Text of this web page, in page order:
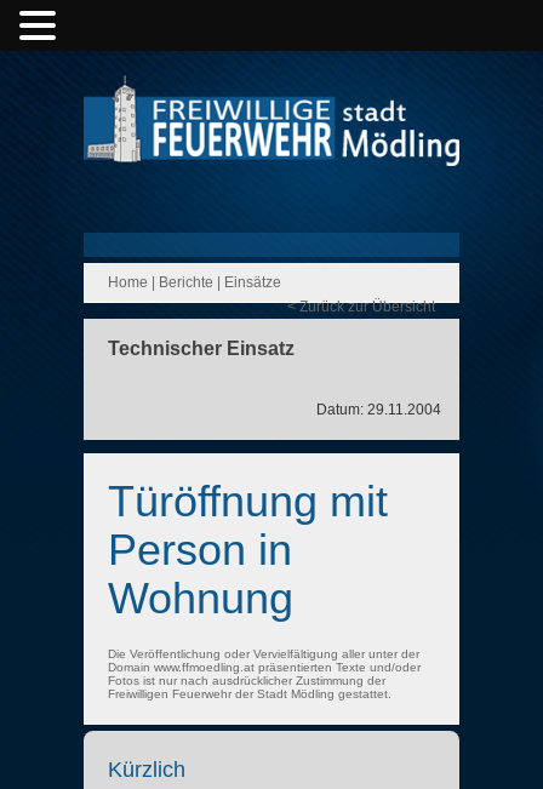
Home Berichte
Einsätze
< Zurück zur Übersicht
Technischer Einsatz
Datum: 29.11.2004
Türöffnung mit
Person in
Wohnung
Die Veröffentlichung oder Vervielfältigung aller unter der
Domain www.ffmoedling.at präsentierten Texte und/oder
Fotos ist nur nach ausdrücklicher Zustimmung der
Freiwilligen Feuerwehr der Stadt Mödling gestattet.
Kürzlich